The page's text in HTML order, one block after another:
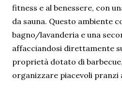
fitness e al benessere, con
da sauna. Questo ambiente
bagno/lavanderia e una
affacciandosi direttamente
proprietà dotato di
organizzare piacevoli pranzi